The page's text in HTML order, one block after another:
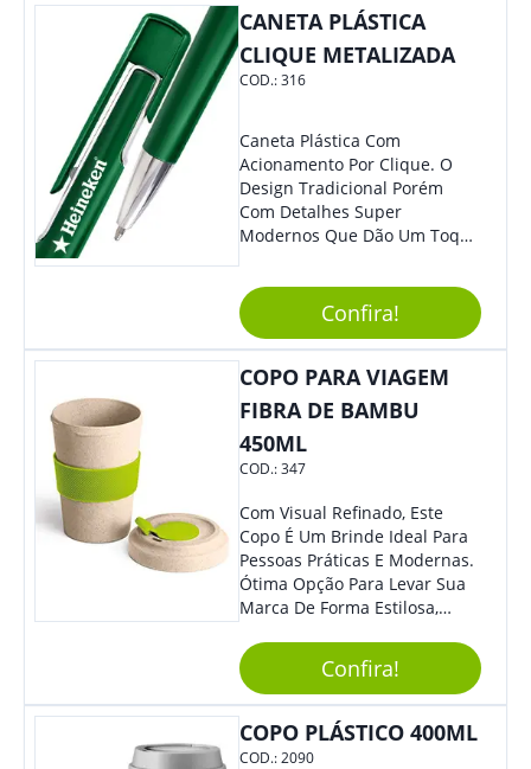
CANETA PLÁSTICA
CLIQUE METALIZADA
COD.:316
Caneta Plástica Com
Acionamento Por Clique. O
Design Tradicional Porém
Com Detalhes Super
Modernos Que Dão Um Toque
Confira!
COPO PARA VIAGEM
FIBRA DE BAMBU
450ML
COD.:347
Com Visual Refinado, Este
Copo É Um Brinde Ideal Para
Pessoas Práticas E Modernas.
Ótima Opção Para Levar Sua
Marca De Forma Estilosa,
Empresa Em Eventos,
Reuniões Corporativas Ou Até
Mesmo Para Presentear
Colaboradores.
Confira!
COPO PLÁSTICO 400ML
COD.:2090